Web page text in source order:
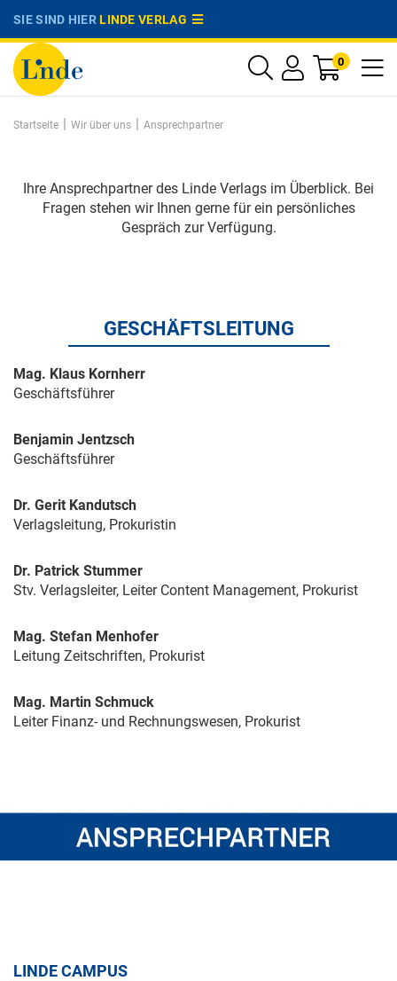
SIE SIND HIERLINDE VERLAG
0
Startseite | Wir über uns | Ansprechpartner
Ihre Ansprechpartner des Linde Verlags im Überblick. Bei
Fragen stehen wir Ihnen gerne für ein persönliches
Gespräch zur Verfügung.
GESCHÄFTSLEITUNG
Mag. Klaus Kornherr
Geschäftsführer
Benjamin Jentzsch
Geschäftsführer
Dr. Gerit Kandutsch
Verlagsleitung, Prokuristin
Dr. Patrick Stummer
Stv. Verlagsleiter, Leiter Content Management, Prokurist
Mag. Stefan Menhofer
Leitung Zeitschriften, Prokurist
Mag. Martin Schmuck
Leiter Finanz- und Rechnungswesen, Prokurist
LINDE CAMPUS